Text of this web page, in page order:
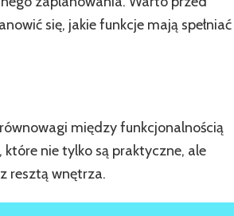
się, jakie funkcje mają spełniać
między funkcjonalnością
nie tylko są praktyczne, ale
resztą wnętrza.